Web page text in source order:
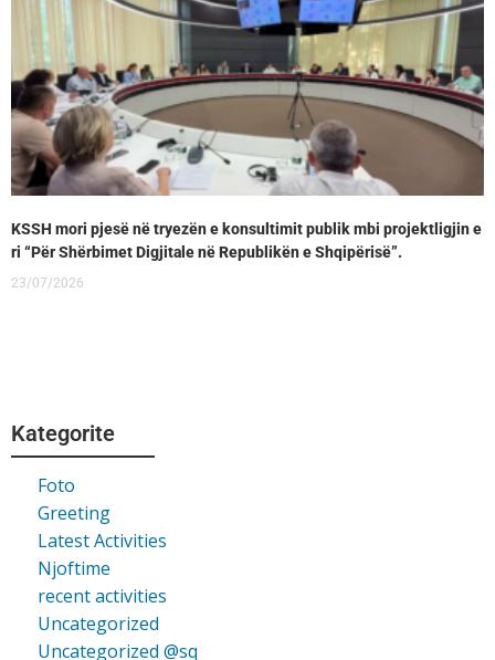
KSSH mori pjesë në tryezën e konsultimit publik mbi projektligjin e
ri “Për Shërbimet Digjitale në Republikën e Shqipërisë”.
23/07/2026
Kategorite
Foto
Greeting
Latest Activities
Njoftime
recent activities
Uncategorized
Uncategorized @sq